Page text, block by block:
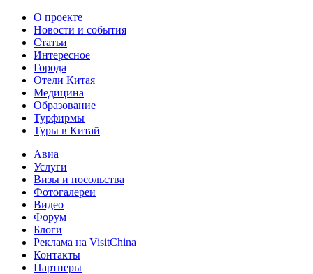
О проекте
Новости и события
Статьи
Интересное
Города
Отели Китая
Медицина
Образование
Турфирмы
Туры в Китай
Авиа
Услуги
Визы и посольства
Фотогалереи
Видео
Форум
Блоги
Реклама на VisitChina
Контакты
Партнеры